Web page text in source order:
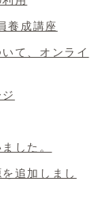
養成講座
て、オンライ
した。
追加しまし